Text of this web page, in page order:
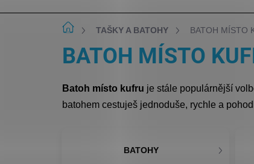
DomůTAŠKY A BATOHY BATOH MÍSTO
BATOH MÍSTO
Batoh místo kufru je stále populárnější
batohem cestuješ jednoduše, rychle a
BATOHY